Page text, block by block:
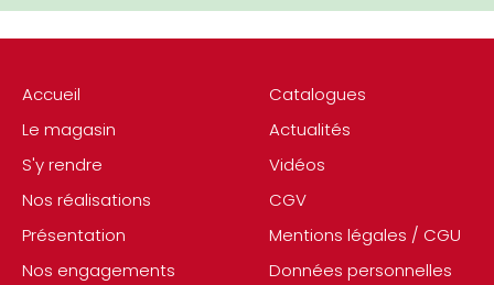
Accueil
Le magasin
S'y rendre
Nos réalisations
Présentation
Nos engagements
Catalogues
Actualités
Vidéos
CGV
Mentions légales / CGU
Données personnelles